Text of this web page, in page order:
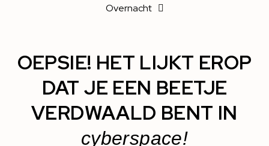
Overnacht
OEPSIE! HET LIJKT EROP
DAT JE EEN BEETJE
VERDWAALD BENT IN
cyberspace!